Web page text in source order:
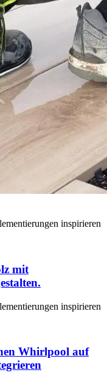
inspirieren
mit
inspirieren
Whirlpool auf